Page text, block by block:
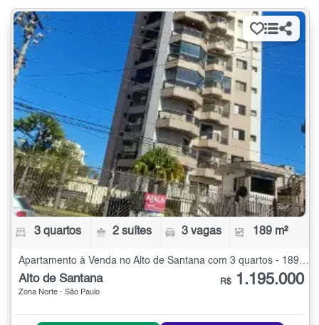
3 quartos 2 suítes 3 vagas 189 m²
Apartamento à Venda no Alto de Santana com 3 quartos - 189 m²
Alto de Santana
Zona Norte - São Paulo
R$ 1.195.000